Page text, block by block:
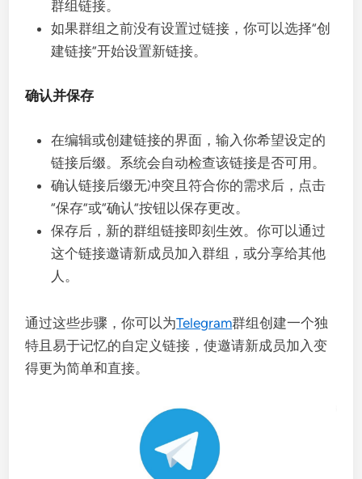
群组链接。
如果群组之前没有设置过链接，你可以选择“创
建链接”开始设置新链接。
确认并保存
在编辑或创建链接的界面，输入你希望设定的
链接后缀。系统会自动检查该链接是否可用。
确认链接后缀无冲突且符合你的需求后，点击
“保存”或“确认”按钮以保存更改。
保存后，新的群组链接即刻生效。你可以通过
这个链接邀请新成员加入群组，或分享给其他
人。
通过这些步骤，你可以为Telegram群组创建一个独
特且易于记忆的自定义链接，使邀请新成员加入变
得更为简单和直接。